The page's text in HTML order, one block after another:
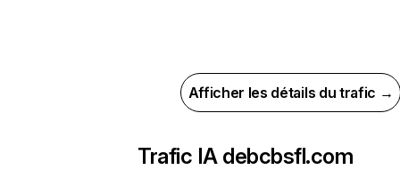
Afficher les détails du trafic →
Trafic IA debcbsfl.com